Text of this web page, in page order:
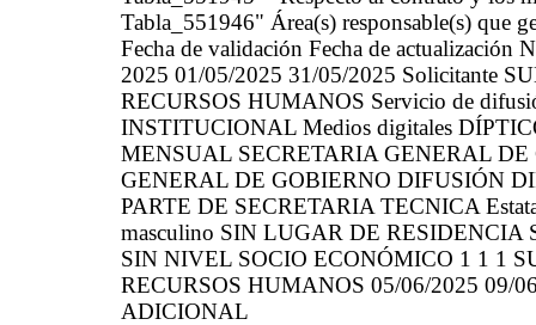
Tabla_551946" Área(s) responsable(s) que
Fecha de validación Fecha de actualización
2025 01/05/2025 31/05/2025 Solicitante
RECURSOS HUMANOS Servicio de
INSTITUCIONAL Medios digitales
MENSUAL SECRETARIA GENERAL
GENERAL DE GOBIERNO DIFUSIÓN
PARTE DE SECRETARIA TECNICA
masculino SIN LUGAR DE
SIN NIVEL SOCIO ECONÓMICO 1 1 1
RECURSOS HUMANOS 05/06/2025 09/
ADICIONAL